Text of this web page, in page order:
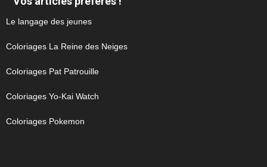
Le langage des jeunes
Coloriages La Reine des Neiges
Coloriages Pat Patrouille
Coloriages Yo-Kai Watch
Coloriages Pokemon